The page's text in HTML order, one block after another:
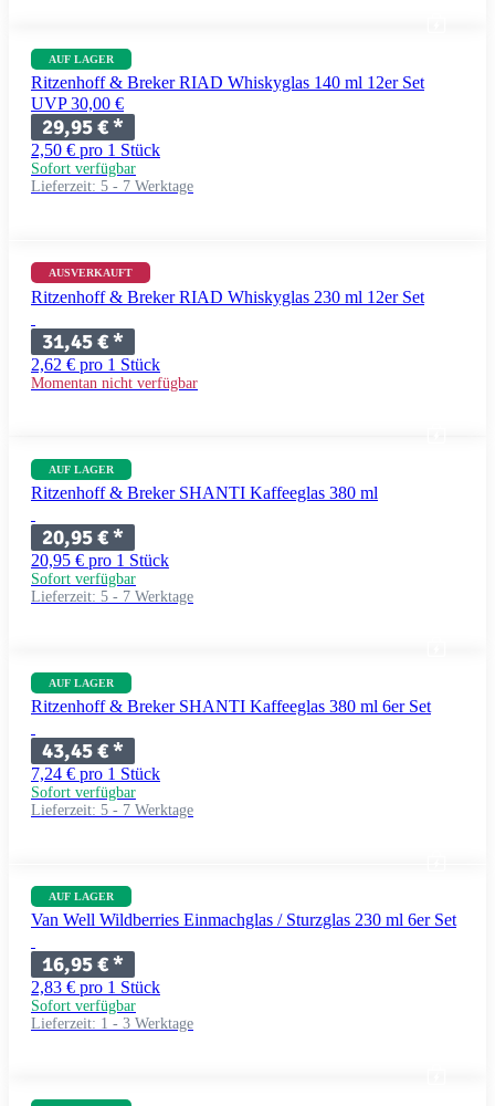
AUF LAGER
Ritzenhoff & Breker RIAD Whiskyglas 140 ml 12er Set
UVP 30,00 €
29,95 €*
2,50 € pro 1 Stück
Sofort verfügbar
Lieferzeit: 5 - 7 Werktage
AUSVERKAUFT
Ritzenhoff & Breker RIAD Whiskyglas 230 ml 12er Set
31,45 €*
2,62 € pro 1 Stück
Momentan nicht verfügbar
AUF LAGER
Ritzenhoff & Breker SHANTI Kaffeeglas 380 ml
20,95 €*
20,95 € pro 1 Stück
Sofort verfügbar
Lieferzeit: 5 - 7 Werktage
AUF LAGER
Ritzenhoff & Breker SHANTI Kaffeeglas 380 ml 6er Set
43,45 €*
7,24 € pro 1 Stück
Sofort verfügbar
Lieferzeit: 5 - 7 Werktage
AUF LAGER
Van Well Wildberries Einmachglas / Sturzglas 230 ml 6er Set
16,95 €*
2,83 € pro 1 Stück
Sofort verfügbar
Lieferzeit: 1 - 3 Werktage